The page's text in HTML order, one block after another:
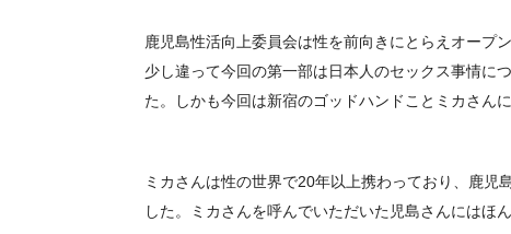
鹿児島性活向上委員会は性を前向きにとらえオープ
少し違って今回の第一部は日本人のセックス事情に
た。
しかも今回は新宿のゴッドハンドことミカさん
ミカさんは性の世界で20年以上携わっており、 鹿児
した。
ミカさんを呼んでいただいた児島さんにはほ